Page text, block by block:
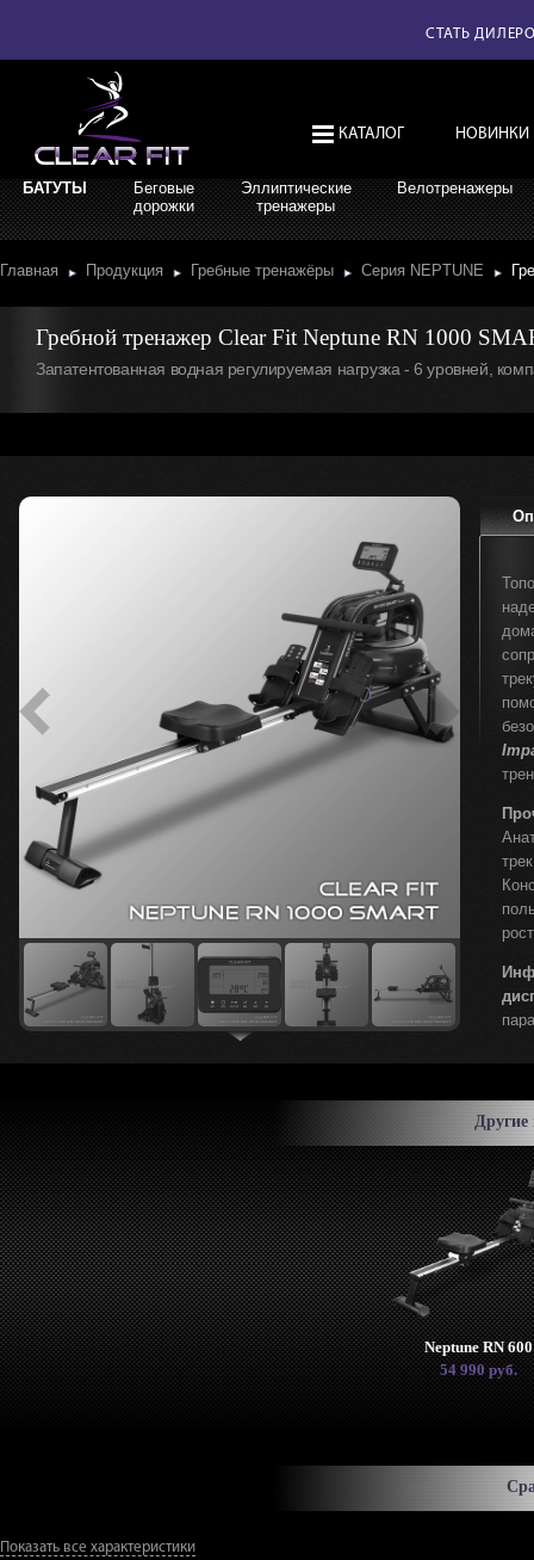
СТАТЬ
КАТАЛОГ НОВИНКИ
БАТУТЫ
Беговые
дорожки
Эллиптические
тренажеры
Велотренажеры
Главная Продукция Гребные тренажёры Серия NEPTUNE
Гребной тренажер Clear Fit Neptune RN 1000
Запатентованная водная регулируемая нагрузка - 6 уровней,
Neptune RN 600
54 990 руб.
Другие
Показать все характеристики